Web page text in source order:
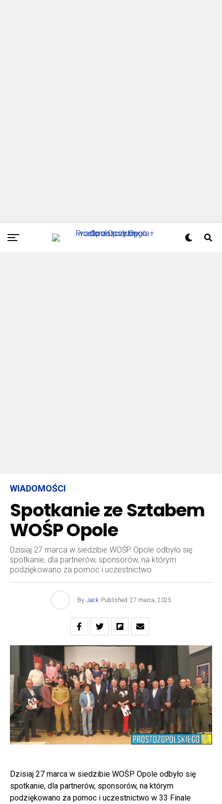
WIADOMOŚCI
Spotkanie ze Sztabem
WOŚP Opole
Dzisiaj 27 marca w siedzibie WOŚP Opole odbyło się
spotkanie, dla partnerów, sponsorów, na którym
podziękowano za pomoc i uczestnictwo
By Jack Published 27 marca, 2025
Dzisiaj 27 marca w siedzibie WOŚP Opole odbyło się
spotkanie, dla partnerów, sponsorów, na którym
podziękowano za pomoc i uczestnictwo w 33 Finale